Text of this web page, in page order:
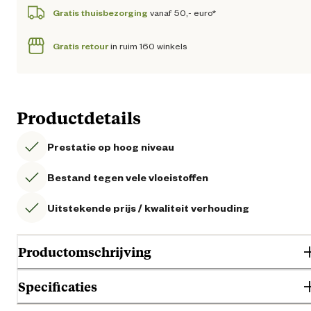
Gratis thuisbezorging vanaf 50,- euro*
Gratis retourin ruim 160 winkels
Productdetails
Prestatie op hoog niveau
Bestand tegen vele vloeistoffen
Uitstekende prijs / kwaliteit verhouding
Productomschrijving
Specificaties